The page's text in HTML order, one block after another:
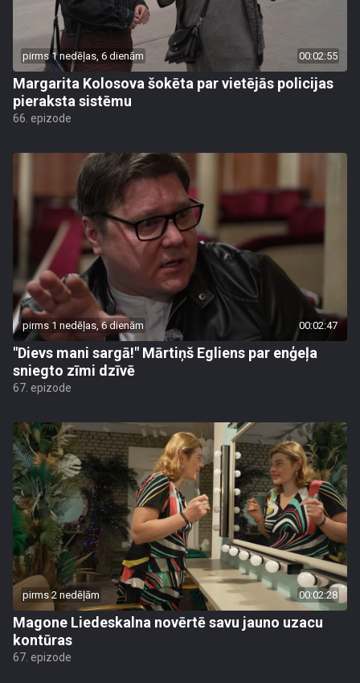
pirms 1 nedēļas, 6 dienām 00:02:55
Margarita Kolosova šokēta par vietējās policijas
pieraksta sistēmu
66. epizode
pirms 1 nedēļas, 6 dienām 00:02:47
"Dievs mani sargā!" Mārtiņš Egliens par enģeļa
sniegto zīmi dzīvē
67. epizode
pirms 2 nedēļām 00:02:28
Magone Liedeskalna novērtē savu jauno uzacu
kontūras
67. epizode